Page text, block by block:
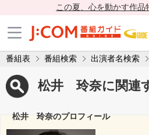
この夏、心を動かす作品
番組表 番組検索 出演者名検索
松井 玲奈に関連
松井 玲奈のプロフィール